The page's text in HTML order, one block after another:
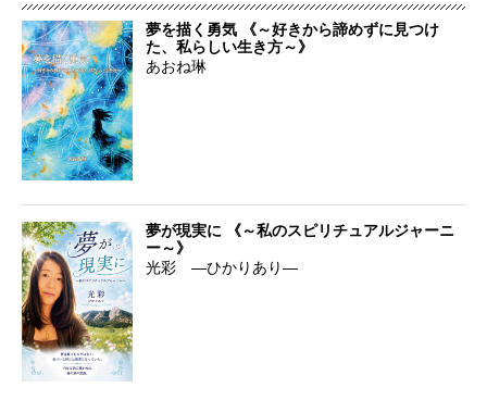
夢を描く勇気 《～好きから諦めずに見つけ
た、私らしい生き方～》
あおね琳
夢が現実に 《～私のスピリチュアルジャーニ
ー～》
光彩 ―ひかりあり―